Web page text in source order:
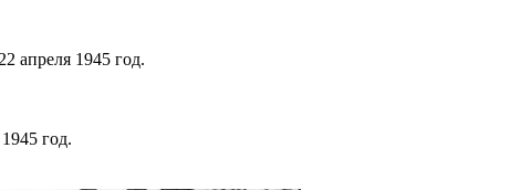
апреля 1945 год.
год.